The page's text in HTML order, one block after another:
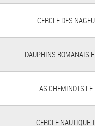
CERCLE DES
DAUPHINS ROMANAIS
AS CHEMINOTS
CERCLE